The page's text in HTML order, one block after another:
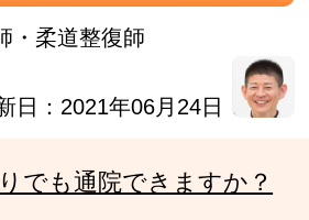
・柔道整復師
日：2021年06月24日
でも通院できますか？